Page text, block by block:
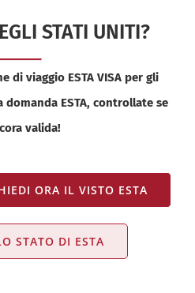
STATI UNITI?
di viaggio ESTA VISA per gli
ESTA, controllate se
valida!
ORA IL VISTO ESTA
STATO DI ESTA